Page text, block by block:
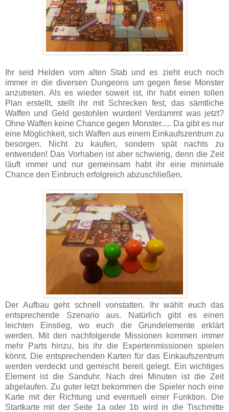
Ihr seid Helden vom alten Stab und es zieht euch noch
immer in die diversen Dungeons um gegen fiese Monster
anzutreten. Als es wieder soweit ist, ihr habt einen tollen
Plan erstellt, stellt ihr mit Schrecken fest, das sämtliche
Waffen und Geld gestohlen wurden! Verdammt was jetzt?
Ohne Waffen keine Chance gegen Monster..... Da gibt es nur
eine Möglichkeit, sich Waffen aus einem Einkaufszentrum zu
besorgen. Nicht zu kaufen, sondern spät nachts zu
entwenden! Das Vorhaben ist aber schwierig, denn die Zeit
läuft immer und nur gemeinsam habt ihr eine minimale
Chance den Einbruch erfolgreich abzuschließen.
Der Aufbau geht schnell vonstatten. Ihr wählt euch das
entsprechende Szenario aus. Natürlich gibt es einen
leichten Einstieg, wo euch die Grundelemente erklärt
werden. Mit den nachfolgende Missionen kommen immer
mehr Parts hinzu, bis ihr die Expertenmissionen spielen
könnt. Die entsprechenden Karten für das Einkaufszentrum
werden verdeckt und gemischt bereit gelegt. Ein wichtiges
Element ist die Sanduhr. Nach drei Minuten ist die Zeit
abgelaufen. Zu guter letzt bekommen die Spieler noch eine
Karte mit der Richtung und eventuell einer Funktion. Die
Startkarte mit der Seite 1a oder 1b wird in die Tischmitte